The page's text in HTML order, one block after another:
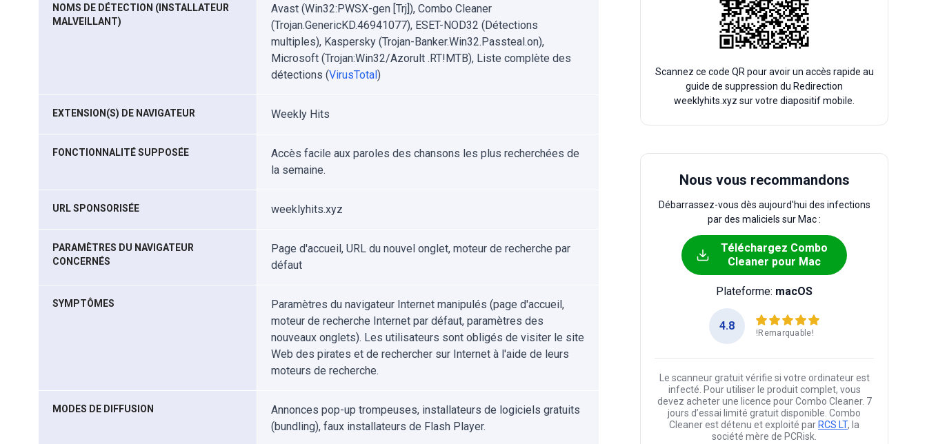
NOMS DE DÉTECTION (INSTALLATEUR
MALVEILLANT)
Avast (Win32:PWSX-gen [Trj]), Combo Cleaner
(Trojan.GenericKD.46941077), ESET-NOD32 (Détections
multiples), Kaspersky (Trojan-Banker.Win32.Passteal.on),
Microsoft (Trojan:Win32/Azorult .RT!MTB), Liste complète des
détections (VirusTotal)
EXTENSION(S) DE NAVIGATEUR Weekly Hits
FONCTIONNALITÉ SUPPOSÉE
Accès facile aux paroles des chansons les plus recherchées de
la semaine.
URL SPONSORISÉE weeklyhits.xyz
PARAMÈTRES DU NAVIGATEUR
CONCERNÉS
Page d'accueil, URL du nouvel onglet, moteur de recherche par
défaut
SYMPTÔMES
Paramètres du navigateur Internet manipulés (page d'accueil,
moteur de recherche Internet par défaut, paramètres des
nouveaux onglets). Les utilisateurs sont obligés de visiter le site
Web des pirates et de rechercher sur Internet à l'aide de leurs
moteurs de recherche.
MODES DE DIFFUSION
Annonces pop-up trompeuses, installateurs de logiciels gratuits
(bundling), faux installateurs de Flash Player.
Scannez ce code QR pour avoir un accès rapide au
guide de suppression du Redirection
weeklyhits.xyz sur votre diapositif mobile.
Nous vous recommandons
Débarrassez-vous dès aujourd'hui des infections
par des maliciels sur Mac :
Téléchargez Combo
Cleaner pour Mac
Plateforme: macOS
4.8
!Remarquable!
Le scanneur gratuit vérifie si votre ordinateur est
infecté. Pour utiliser le produit complet, vous
devez acheter une licence pour Combo Cleaner. 7
jours d’essai limité gratuit disponible. Combo
Cleaner est détenu et exploité par RCS LT, la
société mère de PCRisk.